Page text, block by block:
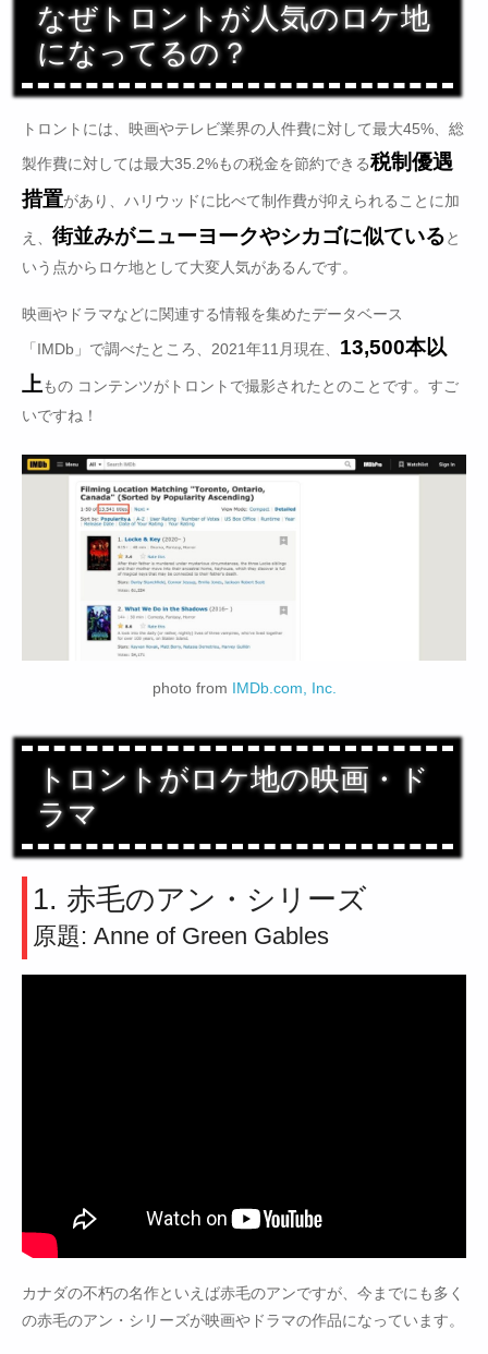
なぜトロントが人気のロケ地
になってるの？
トロントには、映画やテレビ業界の人件費に対して最大45%、総
製作費に対しては最大35.2%もの税金を節約できる税制優遇
措置があり、ハリウッドに比べて制作費が抑えられることに加
え、 街並みがニューヨークやシカゴに似ていると
いう点からロケ地として大変人気があるんです。
映画やドラマなどに関連する情報を集めたデータベース
「IMDb」で調べたところ、2021年11月現在、 13,500本以
上もの コンテンツがトロントで撮影されたとのことです。すご
いですね！
photo from IMDb.com, Inc.
トロントがロケ地の映画・ド
ラマ
1. 赤毛のアン・シリーズ
原題: Anne of Green Gables
カナダの不朽の名作といえば赤毛のアンですが、今までにも多く
の赤毛のアン・シリーズが映画やドラマの作品になっています。